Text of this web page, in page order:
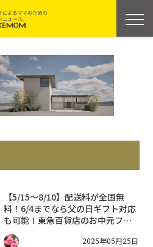
【5/15～8/10】配送料が全国無
料！6/4までなら父の日ギフト対応
も可能！東急百貨店のお中元フェ
ア☆
2025年05月25日